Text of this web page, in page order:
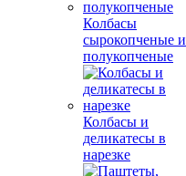
Колбасы
сырокопченые и
полукопченые
Колбасы и
деликатесы в
нарезке